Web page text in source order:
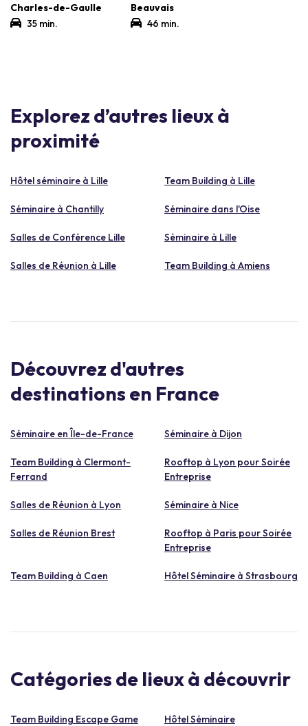
Charles-de-Gaulle
35 min.
Beauvais
46 min.
Explorez d’autres lieux à
proximité
Hôtel séminaire à Lille Team Building à Lille
Séminaire à Chantilly Séminaire dans l'Oise
Salles de Conférence Lille Séminaire à Lille
Salles de Réunion à Lille Team Building à Amiens
Découvrez d'autres
destinations en France
Séminaire en Île-de-France Séminaire à Dijon
Team Building à Clermont-
Ferrand
Rooftop à Lyon pour Soirée
Entreprise
Salles de Réunion à Lyon Séminaire à Nice
Salles de Réunion Brest
Rooftop à Paris pour Soirée
Entreprise
Team Building à Caen Hôtel Séminaire à Strasbourg
Catégories de lieux à découvrir
Team Building Escape Game Hôtel Séminaire